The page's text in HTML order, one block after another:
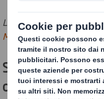
L’economia circolare in
MacArthur:
Stiamo
ora